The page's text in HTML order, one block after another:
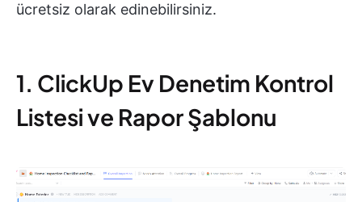
ücretsiz olarak edinebilirsiniz.
1. ClickUp Ev Denetim Kontrol
Listesi ve Rapor Şablonu